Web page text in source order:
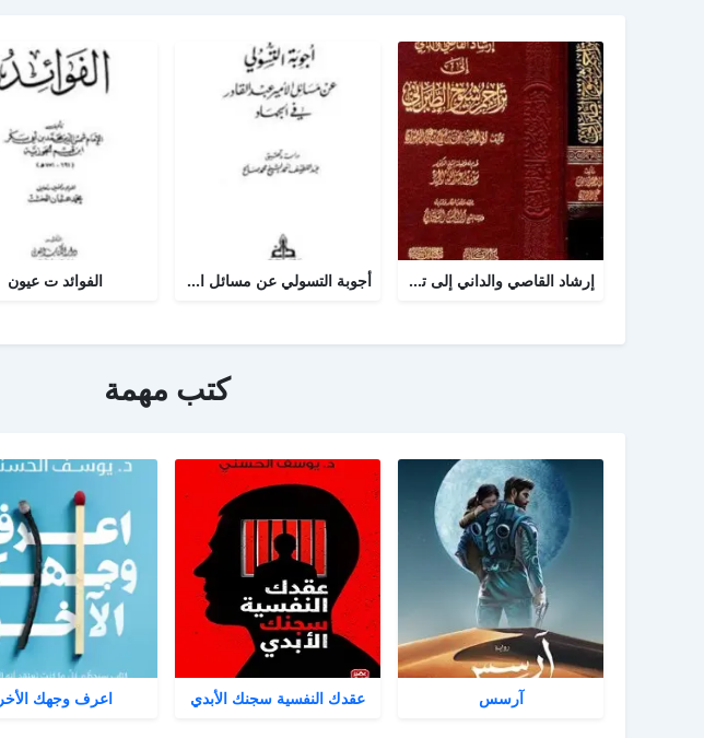
إرشاد القاصي والداني إلى تراجم شيوخ الطبراني أجوبة التسولي عن مسائل الأمير عبد القادر في الجهاد الفوائد ت عيون
كتب مهمة
آرسس عقدك النفسية سجنك الأبدي اعرف وجهك الأخر